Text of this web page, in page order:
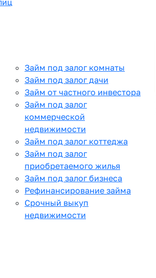
Займ под залог комнаты
Займ под залог дачи
Займ от частного инвестора
Займ под залог
коммерческой
недвижимости
Займ под залог коттеджа
Займ под залог
приобретаемого жилья
Займ под залог бизнеса
Рефинансирование займа
Срочный выкуп
недвижимости